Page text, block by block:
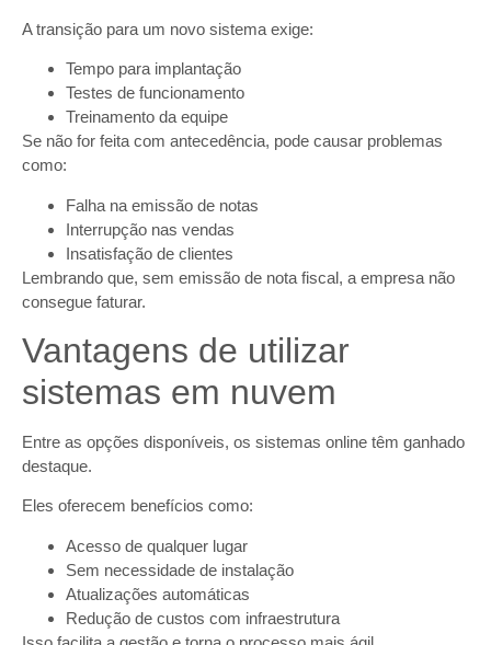
A transição para um novo sistema exige:
Tempo para implantação
Testes de funcionamento
Treinamento da equipe
Se não for feita com antecedência, pode causar problemas
como:
Falha na emissão de notas
Interrupção nas vendas
Insatisfação de clientes
Lembrando que, sem emissão de nota fiscal, a empresa não
consegue faturar.
Vantagens de utilizar
sistemas em nuvem
Entre as opções disponíveis, os sistemas online têm ganhado
destaque.
Eles oferecem benefícios como:
Acesso de qualquer lugar
Sem necessidade de instalação
Atualizações automáticas
Redução de custos com infraestrutura